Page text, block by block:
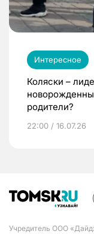
Интересное
Коляски –
родители?
22:00 / 16.07.26
Учредитель ООО